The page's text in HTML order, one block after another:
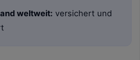
weltweit: versichert und